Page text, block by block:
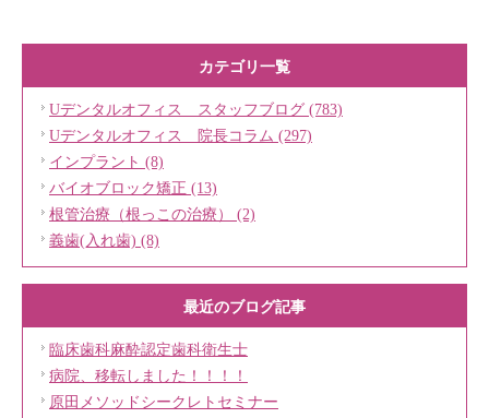
カテゴリ一覧
Uデンタルオフィス スタッフブログ (783)
Uデンタルオフィス 院長コラム (297)
インプラント (8)
バイオブロック矯正 (13)
根管治療（根っこの治療） (2)
義歯(入れ歯) (8)
最近のブログ記事
臨床歯科麻酔認定歯科衛生士
病院、移転しました！！！！
原田メソッドシークレトセミナー